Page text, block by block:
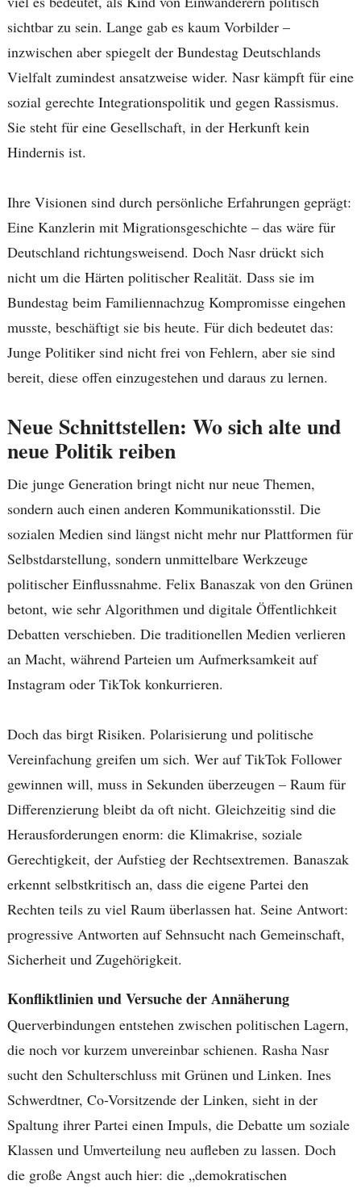
sichtbar zu sein. Lange gab es kaum Vorbilder –
inzwischen aber spiegelt der Bundestag Deutschlands
Vielfalt zumindest ansatzweise wider. Nasr kämpft für eine
sozial gerechte Integrationspolitik und gegen Rassismus.
Sie steht für eine Gesellschaft, in der Herkunft kein
Hindernis ist.
Ihre Visionen sind durch persönliche Erfahrungen geprägt:
Eine Kanzlerin mit Migrationsgeschichte – das wäre für
Deutschland richtungsweisend. Doch Nasr drückt sich
nicht um die Härten politischer Realität. Dass sie im
Bundestag beim Familiennachzug Kompromisse eingehen
musste, beschäftigt sie bis heute. Für dich bedeutet das:
Junge Politiker sind nicht frei von Fehlern, aber sie sind
bereit, diese offen einzugestehen und daraus zu lernen.
Neue Schnittstellen: Wo sich alte und
neue Politik reiben
Die junge Generation bringt nicht nur neue Themen,
sondern auch einen anderen Kommunikationsstil. Die
sozialen Medien sind längst nicht mehr nur Plattformen für
Selbstdarstellung, sondern unmittelbare Werkzeuge
politischer Einflussnahme. Felix Banaszak von den Grünen
betont, wie sehr Algorithmen und digitale Öffentlichkeit
Debatten verschieben. Die traditionellen Medien verlieren
an Macht, während Parteien um Aufmerksamkeit auf
Instagram oder TikTok konkurrieren.
Doch das birgt Risiken. Polarisierung und politische
Vereinfachung greifen um sich. Wer auf TikTok Follower
gewinnen will, muss in Sekunden überzeugen – Raum für
Differenzierung bleibt da oft nicht. Gleichzeitig sind die
Herausforderungen enorm: die Klimakrise, soziale
Gerechtigkeit, der Aufstieg der Rechtsextremen. Banaszak
erkennt selbstkritisch an, dass die eigene Partei den
Rechten teils zu viel Raum überlassen hat. Seine Antwort:
progressive Antworten auf Sehnsucht nach Gemeinschaft,
Sicherheit und Zugehörigkeit.
Konfliktlinien und Versuche der Annäherung
Querverbindungen entstehen zwischen politischen Lagern,
die noch vor kurzem unvereinbar schienen. Rasha Nasr
sucht den Schulterschluss mit Grünen und Linken. Ines
Schwerdtner, Co-Vorsitzende der Linken, sieht in der
Spaltung ihrer Partei einen Impuls, die Debatte um soziale
Klassen und Umverteilung neu aufleben zu lassen. Doch
die große Angst auch hier: die „demokratischen